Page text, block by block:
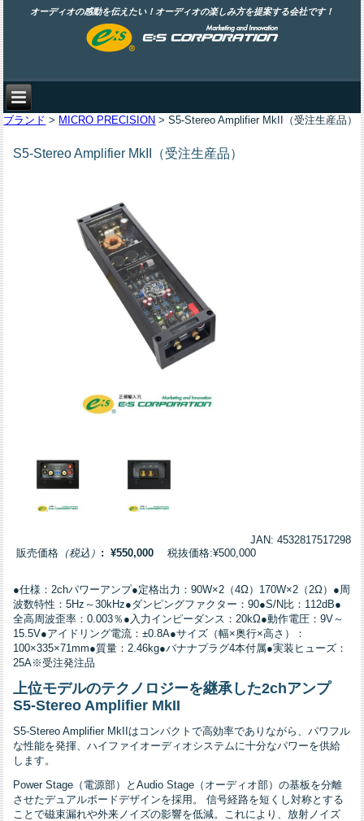
オーディオの感動を伝えたい！オーディオの楽しみ方を提案する会社です！
ブランド > MICRO PRECISION > S5-Stereo Amplifier MkII（受注生産品）
S5-Stereo Amplifier MkII（受注生産品）
JAN: 4532817517298
販売価格 （税込） : ¥550,000 税抜価格:¥500,000
●仕様：2chパワーアンプ●定格出力：90W×2（4Ω）170W×2（2Ω）●周
波数特性：5Hz～30kHz●ダンピングファクター：90●S/N比：112dB●
全高周波歪率：0.003％●入力インピーダンス：20kΩ●動作電圧：9V～
15.5V●アイドリング電流：±0.8A●サイズ（幅×奥行×高さ）：
100×335×71mm●質量：2.46kg●バナナプラグ4本付属●実装ヒューズ：
25A※受注発注品
上位モデルのテクノロジーを継承した2chアンプ
S5-Stereo Amplifier MkII
S5-Stereo Amplifier MkIIはコンパクトで高効率でありながら、パワフル
な性能を発揮、ハイファイオーディオシステムに十分なパワーを供給
します。
Power Stage（電源部）とAudio Stage（オーディオ部）の基板を分離
させたデュアルボードデザインを採用。 信号経路を短くし対称とする
ことで磁束漏れや外来ノイズの影響を低減。これにより、放射ノイズ